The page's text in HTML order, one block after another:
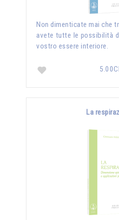
Non dimenticate mai che
avete tutte le possibilità
vostro essere interiore.
La